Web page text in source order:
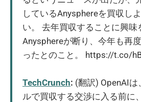
しているAnysphereを買収し
い。 去年買収することに興味
Anysphereが断り、今年も再
ったとのこと。 https://t.co/
TechCrunch: (翻訳) OpenAI
ルで買収する交渉に入る前に